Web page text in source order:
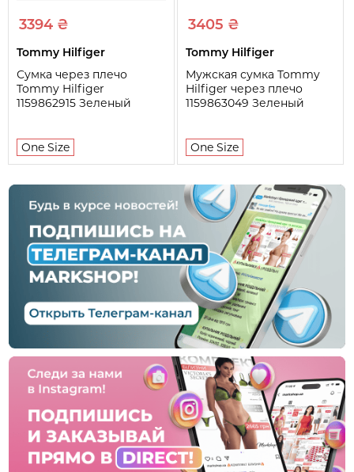
3394 ₴
Tommy Hilfiger
Сумка через плечо
Tommy Hilfiger
1159862915 Зеленый
One Size
3405 ₴
Tommy Hilfiger
Мужская сумка Tommy
Hilfiger через плечо
1159863049 Зеленый
One Size